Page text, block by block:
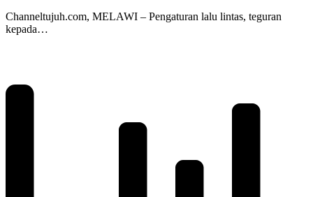
Channeltujuh.com, MELAWI – Pengaturan lalu lintas, teguran
kepada…